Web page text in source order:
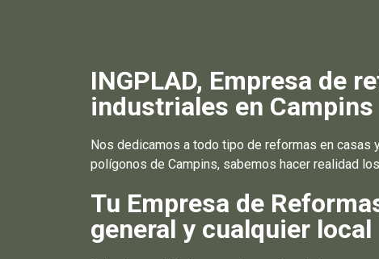
INGPLAD, Empresa de
industriales en Campins
Nos dedicamos a todo tipo de reformas en
polígonos de Campins, sabemos hacer realidad
Tu Empresa de
general y cualquier local